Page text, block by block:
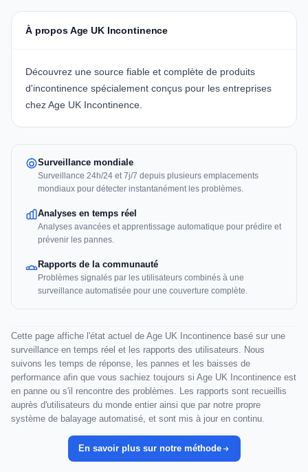
À propos Age UK Incontinence
Découvrez une source fiable et complète de produits
d'incontinence spécialement conçus pour les entreprises
chez Age UK Incontinence.
Surveillance mondiale
Surveillance 24h/24 et 7j/7 depuis plusieurs emplacements
mondiaux pour détecter instantanément les problèmes.
Analyses en temps réel
Analyses avancées et apprentissage automatique pour prédire et
prévenir les pannes.
Rapports de la communauté
Problèmes signalés par les utilisateurs combinés à une
surveillance automatisée pour une couverture complète.
Cette page affiche l'état actuel de Age UK Incontinence basé sur une
surveillance en temps réel et les rapports des utilisateurs. Nous
suivons les temps de réponse, les pannes et les baisses de
performance afin que vous sachiez toujours si Age UK Incontinence est
en panne ou s'il rencontre des problèmes. Les rapports sont recueillis
auprès d'utilisateurs du monde entier ainsi que par notre propre
système de balayage automatisé, et sont mis à jour en continu.
En savoir plus sur notre méthode